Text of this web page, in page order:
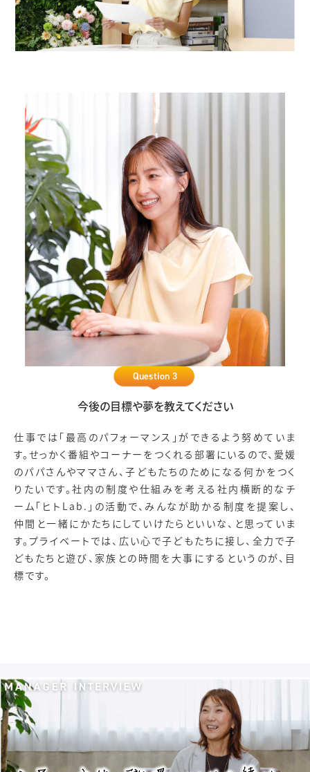
Question 3
今後の目標や夢を教えてください
仕事では「最高のパフォーマンス」ができるよう努めていま
す。せっかく番組やコーナーをつくれる部署にいるので、愛媛
のパパさんやママさん、子どもたちのためになる何かをつく
りたいです。社内の制度や仕組みを考える社内横断的なチ
ーム「ヒトLab.」の活動で、みんなが助かる制度を提案し、
仲間と一緒にかたちにしていけたらといいな、と思っていま
す。プライベートでは、広い心で子どもたちに接し、全力で子
どもたちと遊び、家族との時間を大事にするというのが、目
標です。